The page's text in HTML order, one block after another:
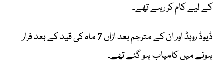
کے لیے کام کر رہے تھے۔
ڈیوڈ روہڈ اور ان کے مترجم بعد ازاں 7 ماہ کی قید کے بعد فرار
ہونے میں کامیاب ہو گئے تھے۔